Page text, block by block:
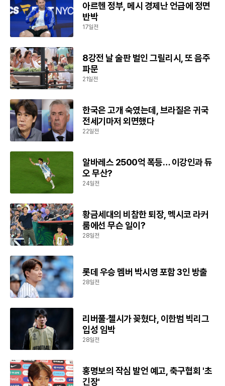
아르헨 정부, 메시 경제난 언급에 정면
반박
17일전
8강전 날 술판 벌인 그릴리시, 또 음주
파문
21일전
한국은 고개 숙였는데, 브라질은 귀국
전세기마저 외면했다
22일전
알바레스 2500억 폭등… 이강인과 듀
오 무산?
24일전
황금세대의 비참한 퇴장, 멕시코 라커
룸에선 무슨 일이?
28일전
롯데 우승 멤버 박시영 포함 3인 방출
28일전
리버풀·첼시가 꽂혔다, 이한범 빅리그
입성 임박
28일전
홍명보의 작심 발언 예고, 축구협회 '초
긴장'